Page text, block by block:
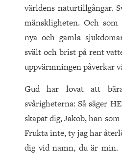
världens naturtillgångar.
mänskligheten. Och
nya och gamla
svält och brist på rent
uppvärmningen påverkar
Gud har lovat att
svårigheterna: Så säger
skapat dig, Jakob, han
Frukta inte, ty jag har
dig vid namn, du är min.